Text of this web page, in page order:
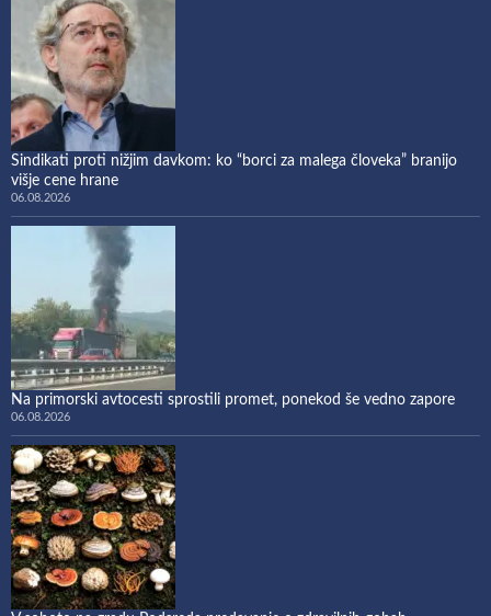
Sindikati proti nižjim davkom: ko “borci za malega človeka” branijo
višje cene hrane
06.08.2026
Na primorski avtocesti sprostili promet, ponekod še vedno zapore
06.08.2026